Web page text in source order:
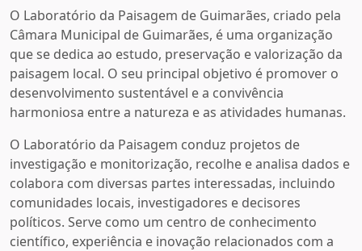
O Laboratório da Paisagem de Guimarães, criado pela
Câmara Municipal de Guimarães, é uma organização
que se dedica ao estudo, preservação e valorização da
paisagem local. O seu principal objetivo é promover o
desenvolvimento sustentável e a convivência
harmoniosa entre a natureza e as atividades humanas.
O Laboratório da Paisagem conduz projetos de
investigação e monitorização, recolhe e analisa dados e
colabora com diversas partes interessadas, incluindo
comunidades locais, investigadores e decisores
políticos. Serve como um centro de conhecimento
científico, experiência e inovação relacionados com a